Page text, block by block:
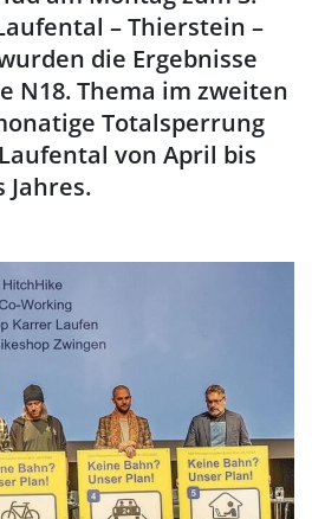
– Thierstein –
die Ergebnisse
N18. Thema im zweiten
Totalsperrung
von April bis
Jahres.